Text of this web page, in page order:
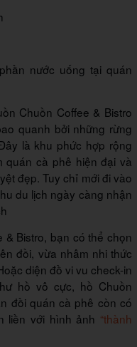
nước uống tại quán
Chuồn Coffee & Bistro
quanh bởi những rừng
là khu phức hợp rộng
quán cà phê hiện đại và
đẹp. Tuy chỉ mới đi vào
du lịch ngày càng nhận
& Bistro, bạn có thể chọn
đồi, vừa nhâm nhi thức
diện đồ vi vu check-in
hồ vô cực, hồ Chuồn
đồi quán cà phê còn có
liền với hình ảnh “thành